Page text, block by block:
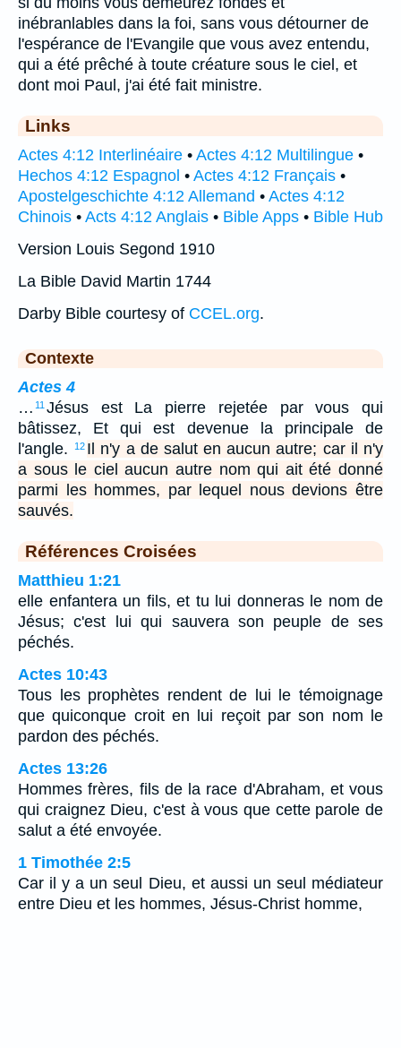
inébranlables dans la foi, sans vous détourner de
l'espérance de l'Evangile que vous avez entendu,
qui a été prêché à toute créature sous le ciel, et
dont moi Paul, j'ai été fait ministre.
Links
Actes 4:12 Interlinéaire • Actes 4:12 Multilingue •
Hechos 4:12 Espagnol • Actes 4:12 Français •
Apostelgeschichte 4:12 Allemand • Actes 4:12
Chinois • Acts 4:12 Anglais • Bible Apps • Bible Hub
Version Louis Segond 1910
La Bible David Martin 1744
Darby Bible courtesy of CCEL.org.
Contexte
Actes 4
… 11 Jésus est La pierre rejetée par vous qui
bâtissez, Et qui est devenue la principale de
l'angle.
12 Il n'y a de salut en aucun autre; car il n'y
a sous le ciel aucun autre nom qui ait été donné
parmi les hommes, par lequel nous devions être
sauvés.
Références Croisées
Matthieu 1:21
elle enfantera un fils, et tu lui donneras le nom de
Jésus; c'est lui qui sauvera son peuple de ses
péchés.
Actes 10:43
Tous les prophètes rendent de lui le témoignage
que quiconque croit en lui reçoit par son nom le
pardon des péchés.
Actes 13:26
Hommes frères, fils de la race d'Abraham, et vous
qui craignez Dieu, c'est à vous que cette parole de
salut a été envoyée.
1 Timothée 2:5
Car il y a un seul Dieu, et aussi un seul médiateur
entre Dieu et les hommes, Jésus-Christ homme,